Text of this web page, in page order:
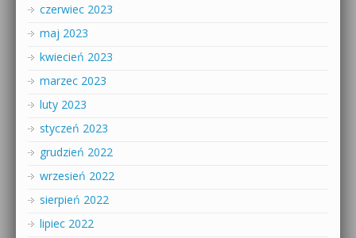
czerwiec 2023
maj 2023
kwiecień 2023
marzec 2023
luty 2023
styczeń 2023
grudzień 2022
wrzesień 2022
sierpień 2022
lipiec 2022